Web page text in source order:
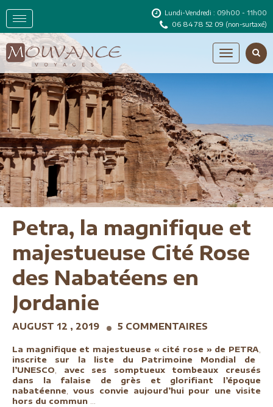
Lundi-Vendredi : 09h00 - 11h00
06 84 78 52 09 (non-surtaxé)
Petra, la magnifique et
majestueuse Cité Rose
des Nabatéens en
Jordanie
AUGUST 12 , 2019 5 COMMENTAIRES
La magnifique et majestueuse « cité rose » de PETRA,
inscrite sur la liste du
Patrimoine Mondial de
l’UNESCO, avec ses somptueux tombeaux creusés
dans la falaise de grès et glorifiant l’époque
nabatéenne, vous convie aujourd’hui pour une visite
hors du commun ...